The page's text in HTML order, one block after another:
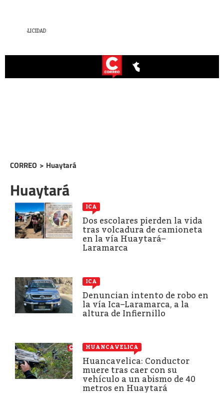
CORREO > Huaytará
Huaytará
ICA
Dos escolares pierden la vida
tras volcadura de camioneta
en la vía Huaytará–
Laramarca
ICA
Denuncian intento de robo en
la vía Ica–Laramarca, a la
altura de Infiernillo
HUANCAVELICA
Huancavelica: Conductor
muere tras caer con su
vehículo a un abismo de 40
metros en Huaytará